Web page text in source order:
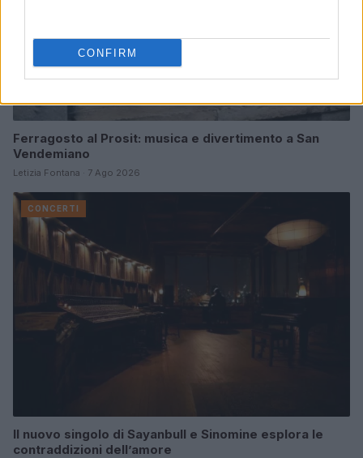
CONFIRM
Ferragosto al Prosit: musica e divertimento a San
Vendemiano
Letizia Fontana · 7 Ago 2026
CONCERTI
Il nuovo singolo di Sayanbull e Sinomine esplora le
contraddizioni dell’amore